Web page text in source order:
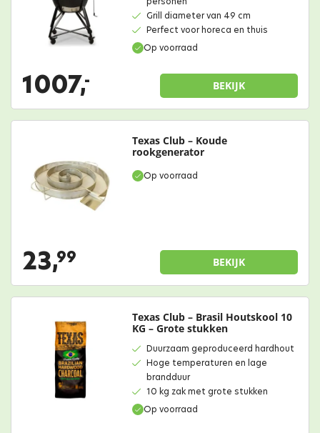
Op voorraad
Grill diameter van 49 cm
Perfect voor horeca en thuis
1007,- BEKIJK
Op voorraad
Texas Club – Koude
rookgenerator
23,99 BEKIJK
Op voorraad
Texas Club – Brasil Houtskool 10
KG – Grote stukken
Duurzaam geproduceerd hardhout
Hoge temperaturen en lage
brandduur
10 kg zak met grote stukken